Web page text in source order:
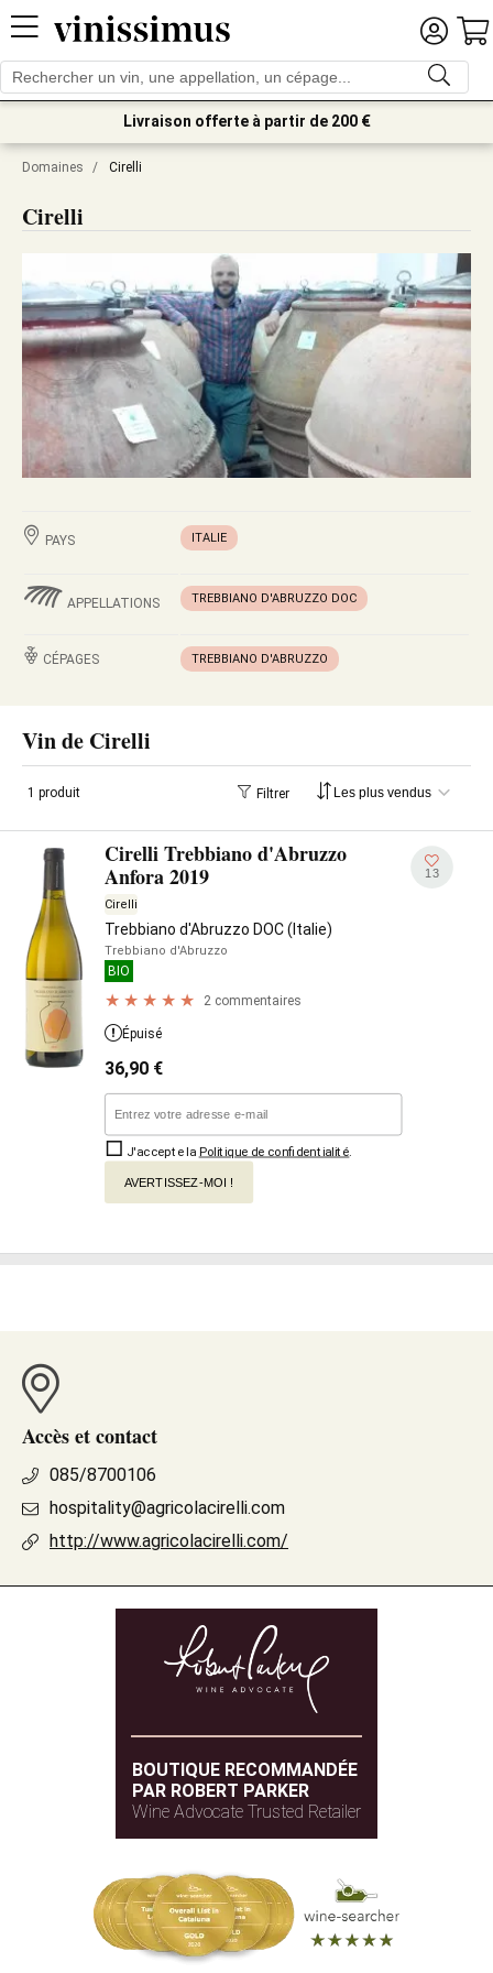
Livraison offerte à partir de 200 €
Domaines / Cirelli
Cirelli
PAYS ITALIE
APPELLATIONS TREBBIANO D'ABRUZZO DOC
CÉPAGES TREBBIANO D'ABRUZZO
Vin de Cirelli
1 produit Filtrer
Cirelli Trebbiano d'Abruzzo
Anfora 2019
Cirelli
Trebbiano d'Abruzzo DOC (Italie)
Trebbiano d'Abruzzo
BIO
2 commentaires
13
Épuisé
36,90 €
J'accepte la Politique de confidentialité
AVERTISSEZ-MOI !
Accès et contact
085/8700106
hospitality@agricolacirelli.com
http://www.agricolacirelli.com/
BOUTIQUE RECOMMANDÉE
PAR ROBERT PARKER
Wine Advocate Trusted Retailer